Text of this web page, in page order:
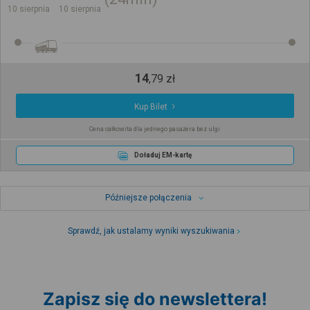
10 sierpnia 10 sierpnia
14,79 zł
Kup Bilet
Cena całkowita dla jednego pasażera bez ulgi
Doładuj EM-kartę
Późniejsze połączenia
Sprawdź, jak ustalamy wyniki wyszukiwania
Zapisz się do newslettera!